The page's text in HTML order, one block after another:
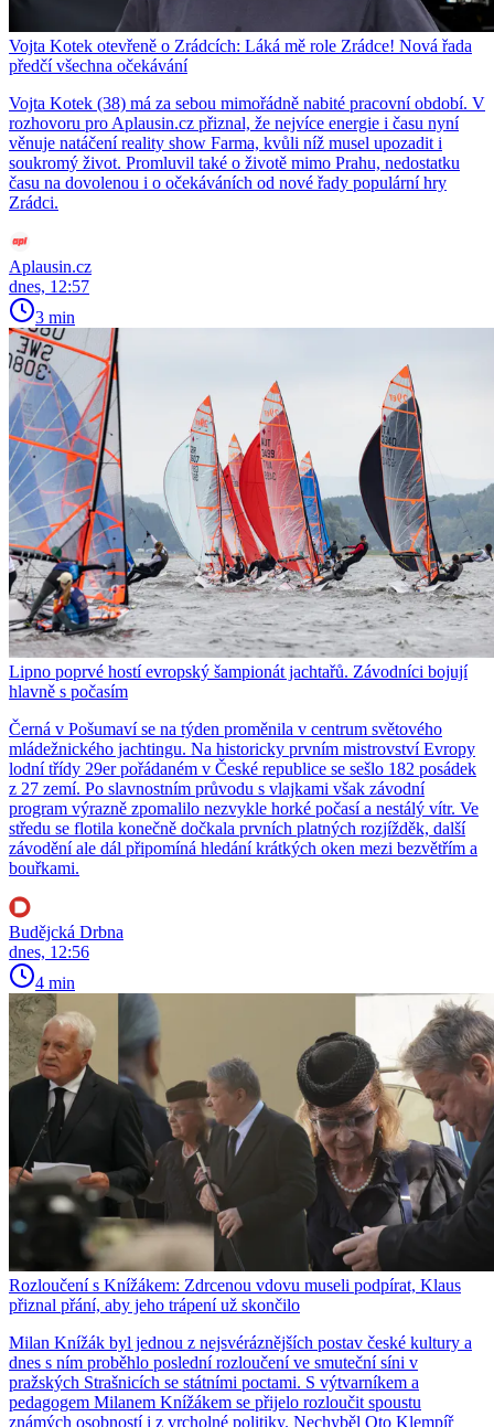
Vojta Kotek otevřeně o Zrádcích: Láká mě role Zrádce! Nová řada
předčí všechna očekávání
Vojta Kotek (38) má za sebou mimořádně nabité pracovní období. V
rozhovoru pro Aplausin.cz přiznal, že nejvíce energie i času nyní
věnuje natáčení reality show Farma, kvůli níž musel upozadit i
soukromý život. Promluvil také o životě mimo Prahu, nedostatku
času na dovolenou i o očekáváních od nové řady populární hry
Zrádci.
Aplausin.cz
dnes, 12:57
3 min
Lipno poprvé hostí evropský šampionát jachtařů. Závodníci bojují
hlavně s počasím
Černá v Pošumaví se na týden proměnila v centrum světového
mládežnického jachtingu. Na historicky prvním mistrovství Evropy
lodní třídy 29er pořádaném v České republice se sešlo 182 posádek
z 27 zemí. Po slavnostním průvodu s vlajkami však závodní
program výrazně zpomalilo nezvykle horké počasí a nestálý vítr. Ve
středu se flotila konečně dočkala prvních platných rozjížděk, další
závodění ale dál připomíná hledání krátkých oken mezi bezvětřím a
bouřkami.
Budějcká Drbna
dnes, 12:56
4 min
Rozloučení s Knížákem: Zdrcenou vdovu museli podpírat, Klaus
přiznal přání, aby jeho trápení už skončilo
Milan Knížák byl jednou z nejsvéráznějších postav české kultury a
dnes s ním proběhlo poslední rozloučení ve smuteční síni v
pražských Strašnicích se státními poctami. S výtvarníkem a
pedagogem Milanem Knížákem se přijelo rozloučit spoustu
známých osobností i z vrcholné politiky. Nechyběl Oto Klempíř